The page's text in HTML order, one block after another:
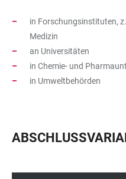
in Forschungsinstituten,
Medizin
an Universitäten
in Chemie- und
in Umweltbehörden